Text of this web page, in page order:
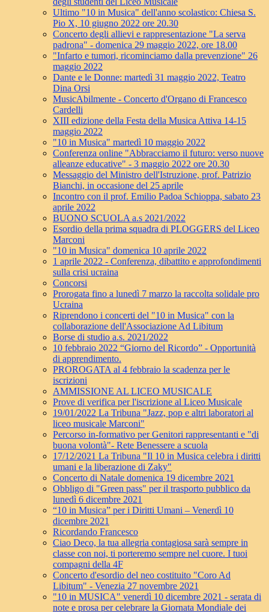
Ultimo "10 in Musica" dell'anno scolastico: Chiesa S.
Pio X, 10 giugno 2022 ore 20.30
Concerto degli allievi e rappresentazione "La serva
padrona" - domenica 29 maggio 2022, ore 18.00
"Infarto e tumori, ricominciamo dalla prevenzione" 26
maggio 2022
Dante e le Donne: martedì 31 maggio 2022, Teatro
Dina Orsi
MusicAbilmente - Concerto d'Organo di Francesco
Cardelli
XIII edizione della Festa della Musica Attiva 14-15
maggio 2022
"10 in Musica" martedì 10 maggio 2022
Conferenza online "Abbracciamo il futuro: verso nuove
alleanze educative" - 3 maggio 2022 ore 20.30
Messaggio del Ministro dell'Istruzione, prof. Patrizio
Bianchi, in occasione del 25 aprile
Incontro con il prof. Emilio Padoa Schioppa, sabato 23
aprile 2022
BUONO SCUOLA a.s 2021/2022
Esordio della prima squadra di PLOGGERS del Liceo
Marconi
"10 in Musica" domenica 10 aprile 2022
1 aprile 2022 - Conferenza, dibattito e approfondimenti
sulla crisi ucraina
Concorsi
Prorogata fino a lunedì 7 marzo la raccolta solidale pro
Ucraina
Riprendono i concerti del "10 in Musica" con la
collaborazione dell'Associazione Ad Libitum
Borse di studio a.s. 2021/2022
10 febbraio 2022 “Giorno del Ricordo” - Opportunità
di apprendimento.
PROROGATA al 4 febbraio la scadenza per le
iscrizioni
AMMISSIONE AL LICEO MUSICALE
Prove di verifica per l'iscrizione al Liceo Musicale
19/01/2022 La Tribuna "Jazz, pop e altri laboratori al
liceo musicale Marconi"
Percorso in-formativo per Genitori rappresentanti e "di
buona volontà"- Rete Benessere a scuola
17/12/2021 La Tribuna "Il 10 in Musica celebra i diritti
umani e la liberazione di Zaky"
Concerto di Natale domenica 19 dicembre 2021
Obbligo di "Green pass" per il trasporto pubblico da
lunedì 6 dicembre 2021
“10 in Musica” per i Diritti Umani – Venerdì 10
dicembre 2021
Ricordando Francesco
Ciao Deco, la tua allegria contagiosa sarà sempre in
classe con noi, ti porteremo sempre nel cuore. I tuoi
compagni della 4F
Concerto d'esordio del neo costituito "Coro Ad
Libitum" - Venezia 27 novembre 2021
"10 in MUSICA" venerdì 10 dicembre 2021 - serata di
note e prosa per celebrare la Giornata Mondiale dei